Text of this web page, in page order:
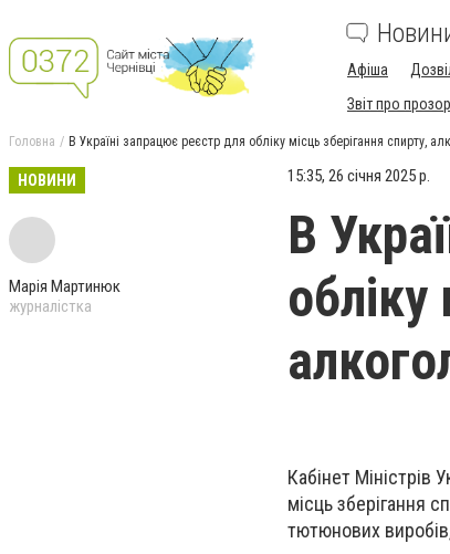
Афіша
Звіт про
Головна В Україні запрацює реєстр для обліку місць зберігання спирту,
НОВИНИ
Марія Мартинюк
журналістка
15:35, 26 січня 2025 р.
В
обліку
Кабінет
місць зберігання
тютюнових